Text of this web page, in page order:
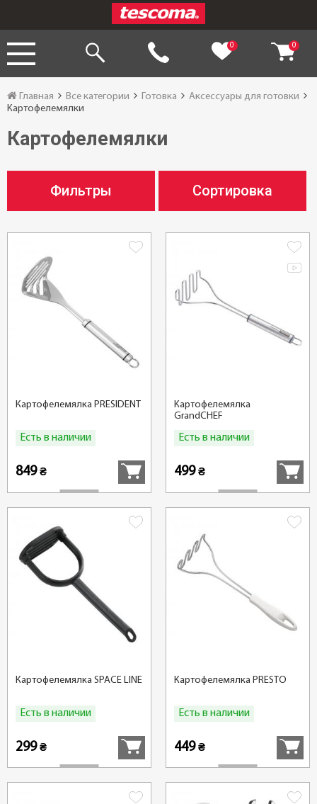
0 0
Главная Все категории Готовка
Аксессуары для готовки
Картофелемялки
Картофелемялки
Фильтры Сортировка
Картофелемялка PRЕSIDENT
Есть в наличии
849₴
Картофелемялка
GrandCHEF
Есть в наличии
499₴
Картофелемялка SPACE LINE
Есть в наличии
299₴
Картофелемялка PRESTO
Есть в наличии
449₴